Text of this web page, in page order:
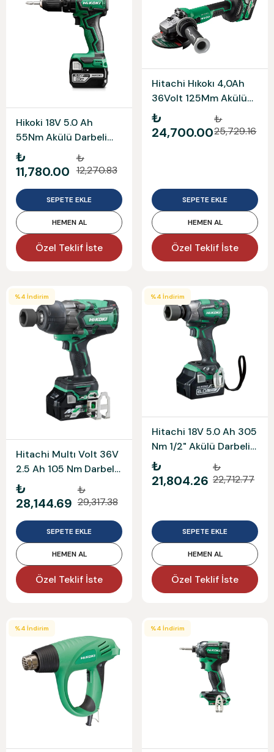
Hikoki 18V 5.0 Ah
55Nm Akülü Darbeli
Vidalama Matkap
Dv18Dd-5.0
₺
11,780.00
₺
12,270.83
SEPETE EKLE
HEMEN AL
Özel Teklif İste
Hitachi Hıkokı 4,0Ah
36Volt 125Mm Akülü
Taşlama G3613Dve-
4,0Ah
₺
24,700.00
₺
25,729.16
SEPETE EKLE
HEMEN AL
Özel Teklif İste
%4 İndirim
Hitachi Multı Volt 36V
2.5 Ah 105 Nm Darbeli
Somun Sıkma Wr36Db
₺
28,144.69
₺
29,317.38
SEPETE EKLE
HEMEN AL
Özel Teklif İste
%4 İndirim
Hitachi 18V 5.0 Ah 305
Nm 1/2" Akülü Darbeli
Somun Sıkma
Wr18Dbdl2
₺
21,804.26
₺
22,712.77
SEPETE EKLE
HEMEN AL
Özel Teklif İste
%4 İndirim %4 İndirim